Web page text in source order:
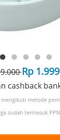
Rp
cashback
mengikuti metode
sudah termasuk